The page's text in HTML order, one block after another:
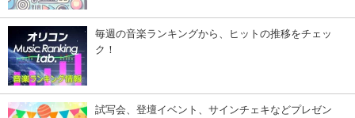
毎週の音楽ランキングから、ヒットの推移をチェッ
ク！
試写会、登壇イベント、サインチェキなどプレゼン